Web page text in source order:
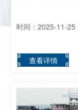
时间：2025-11-25
查看详情